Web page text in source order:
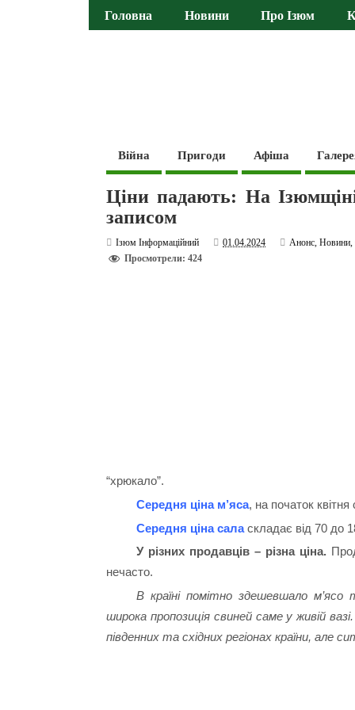
Головна Новини Про Ізюм
Війна Пригоди Афіша
Ціни падають: На
записом
Ізюм Інформаційний 01.04.2024 Анонс,Новини,
Просмотрели: 424
“хрюкало”.
Середня ціна м’яса, на початок
Середня ціна саласкладає від 70 до
У різних продавців – різна ціна.
нечасто.
В країні помітно здешевшало м’ясо
широка пропозиція свиней саме у живій
південних та східних регіонах країни, але